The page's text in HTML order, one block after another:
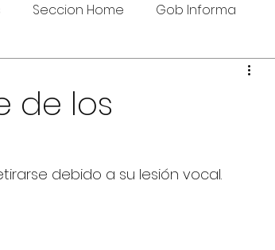
Seccion Home Gob Informa
de los
debido a su lesión vocal.